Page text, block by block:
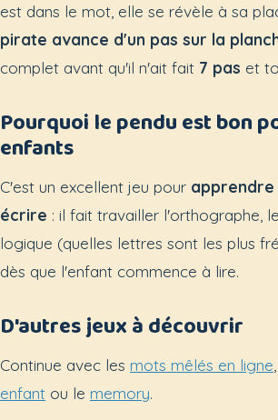
est dans le mot, elle se révèle à sa
pirate avance d'un pas sur la
complet avant qu'il n'ait fait 7 pas et
Pourquoi le pendu est bon
enfants
C'est un excellent jeu pour
écrire : il fait travailler l'orthographe,
logique (quelles lettres sont les plus
dès que l'enfant commence à lire.
D'autres jeux à découvrir
Continue avec les mots mêlés en ligne
enfant ou le memory.